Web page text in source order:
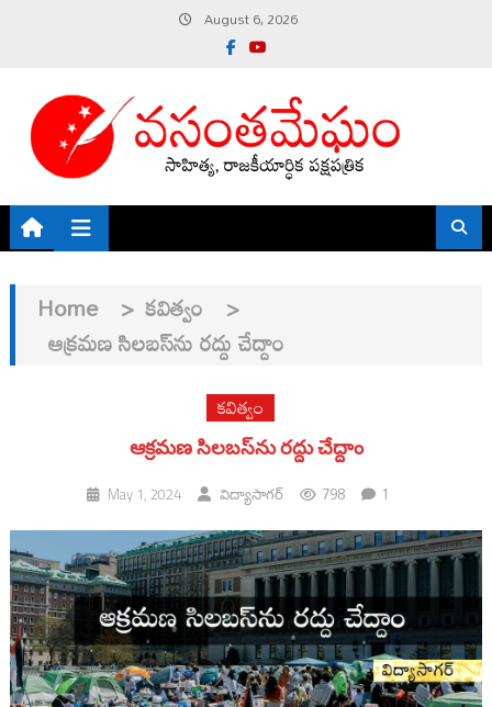
content
August 6, 2026
Home > కవిత్వం >
ఆక్రమణ సిలబస్‌ను రద్దు చేద్దాం
కవిత్వం
ఆక్రమణ సిలబస్‌ను రద్దు చేద్దాం
May 1, 2024 విద్యాసాగర్ 798 1